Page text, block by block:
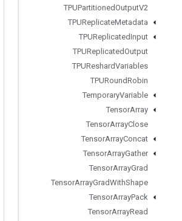
TPUPartitionedOutputV2
TPUReplicateMetadata
TPUReplicatedInput
TPUReplicatedOutput
TPUReshardVariables
TPURoundRobin
TemporaryVariable
TensorArray
TensorArrayClose
TensorArrayConcat
TensorArrayGather
TensorArrayGrad
TensorArrayGradWithShape
TensorArrayPack
TensorArrayRead